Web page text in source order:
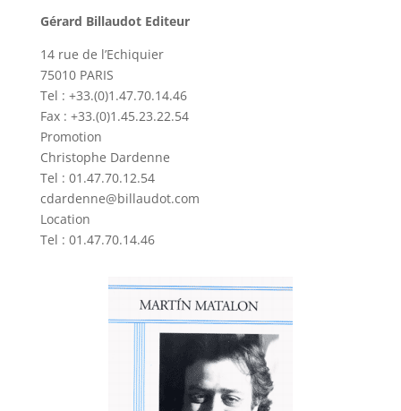
Gérard Billaudot Editeur
14 rue de l’Echiquier
75010 PARIS
Tel : +33.(0)1.47.70.14.46
Fax : +33.(0)1.45.23.22.54
Promotion
Christophe Dardenne
Tel : 01.47.70.12.54
cdardenne@billaudot.com
Location
Tel : 01.47.70.14.46